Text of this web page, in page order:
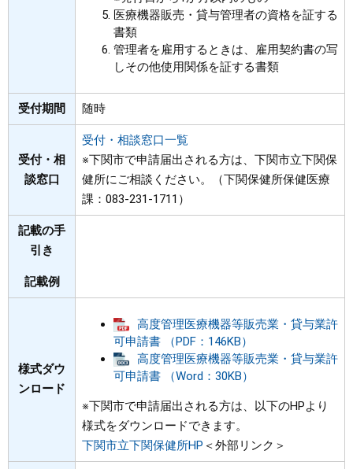
医療機器販売・貸与管理者の資格を証する
書類
管理者を雇用するときは、雇用契約書の写
しその他使用関係を証する書類
受付期間 随時
受付・相
談窓口
受付・相談窓口一覧
※下関市で申請届出される方は、下関市立下関保
健所にご相談ください。（下関保健所保健医療
課：083-231-1711）
記載の手
引き
記載例
様式ダウ
ンロード
高度管理医療機器等販売業・貸与業許
可申請書 （PDF：146KB）
高度管理医療機器等販売業・貸与業許
可申請書 （Word：30KB）
※下関市で申請届出される方は、以下のHPより
様式をダウンロードできます。
下関市立下関保健所HP ＜外部リンク＞